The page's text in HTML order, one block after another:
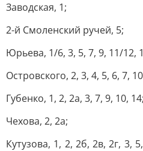
Заводская, 1;
2-й Смоленский ручей, 5;
Юрьева, 1/6, 3, 5, 7, 9, 11/12,
Островского, 2, 3, 4, 5, 6, 7,
Губенко, 1, 2, 2а, 3, 7, 9, 10, 14;
Чехова, 2, 2а;
Кутузова, 1, 2, 2б, 2в, 2г, 3,